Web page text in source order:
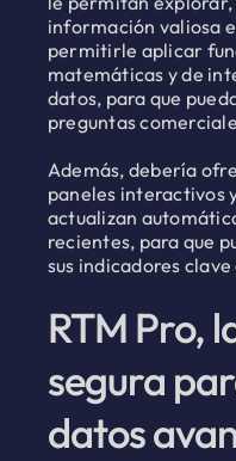
información valiosa
permitirle aplicar
matemáticas y de
datos, para que
preguntas
Además, debería
paneles interactivos
actualizan
recientes, para que
sus indicadores
RTM Pro,
segura
datos